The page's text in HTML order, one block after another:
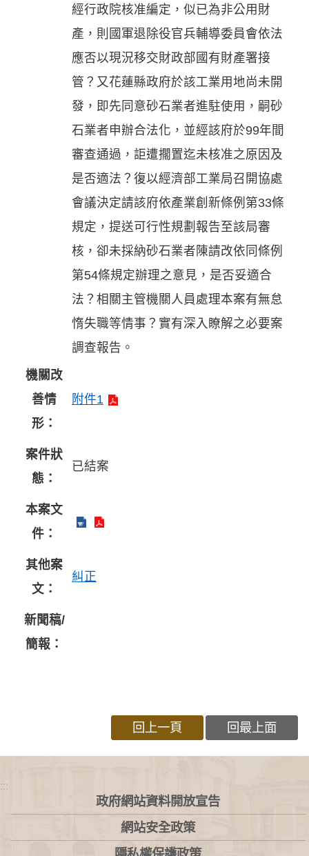
經行政院核准編定，似已為非公用財
產，則國軍退除役官兵輔導委員會依法
應否以現況移交財政部國有財產署接
管？又花蓮縣政府於該工業用地尚未開
發，即先同意砂石業者進駐使用，嗣砂
石業者申辦合法化，並經該府於99年間
審查通過，詎遭擱置迄未核准之原因及
是否適法？復以經濟部工業局召開協處
會議決定請該府依產業創新條例第33條
規定，提送可行性規劃報告至該局審
核，卻未採納砂石業者陳請改依同條例
第54條規定辦理之意見，是否妥適合
法？相關主管機關人員處理本案有無怠
惰失職等情事？實有深入瞭解之必要案
調查報告。
機關改
善情
形：
附件1
案件狀
態：
已結案
本案文
件：
其他案
文：
糾正
新聞稿/
簡報：
回上一頁 回最上面
:::
政府網站資料開放宣告
網站安全政策